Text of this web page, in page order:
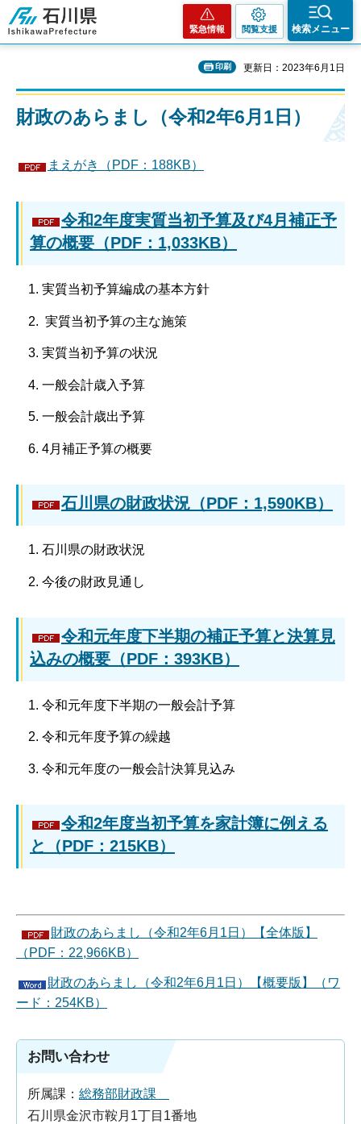
石川県
緊急情報 閲覧支援 検索メニュー
印刷 更新日：2023年6月1日
財政のあらまし（令和2年6月1日）
まえがき（PDF：188KB）
令和2年度実質当初予算及び4月補正予
算の概要（PDF：1,033KB）
実質当初予算編成の基本方針
実質当初予算の主な施策
実質当初予算の状況
一般会計歳入予算
一般会計歳出予算
4月補正予算の概要
石川県の財政状況（PDF：1,590KB）
石川県の財政状況
今後の財政見通し
令和元年度下半期の補正予算と決算見
込みの概要（PDF：393KB）
令和元年度下半期の一般会計予算
令和元年度予算の繰越
令和元年度の一般会計決算見込み
令和2年度当初予算を家計簿に例える
と（PDF：215KB）
財政のあらまし（令和2年6月1日）【全体版】
（PDF：22,966KB）
財政のあらまし（令和2年6月1日）【概要版】（ワ
ード：254KB）
お問い合わせ
所属課： 総務部財政課
石川県金沢市鞍月1丁目1番地